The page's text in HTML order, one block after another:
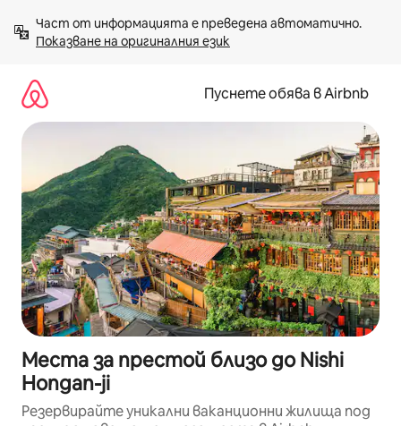
към
съдържанието
Показване на оригиналния език
Пуснете обява в Airbnb
Места за престой близо до Nishi
Hongan-ji
Резервирайте уникални ваканционни жилища под